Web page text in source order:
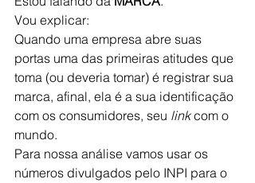
Vou explicar:
Quando uma empresa abre suas
portas uma das primeiras atitudes que
toma (ou deveria tomar) é registrar sua
marca, afinal, ela é a sua identificação
com os consumidores, seu link com o
mundo.
Para nossa análise vamos usar os
números divulgados pelo INPI para o